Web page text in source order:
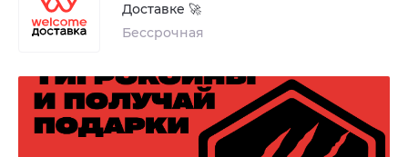
Доставке 🚀
Бессрочная